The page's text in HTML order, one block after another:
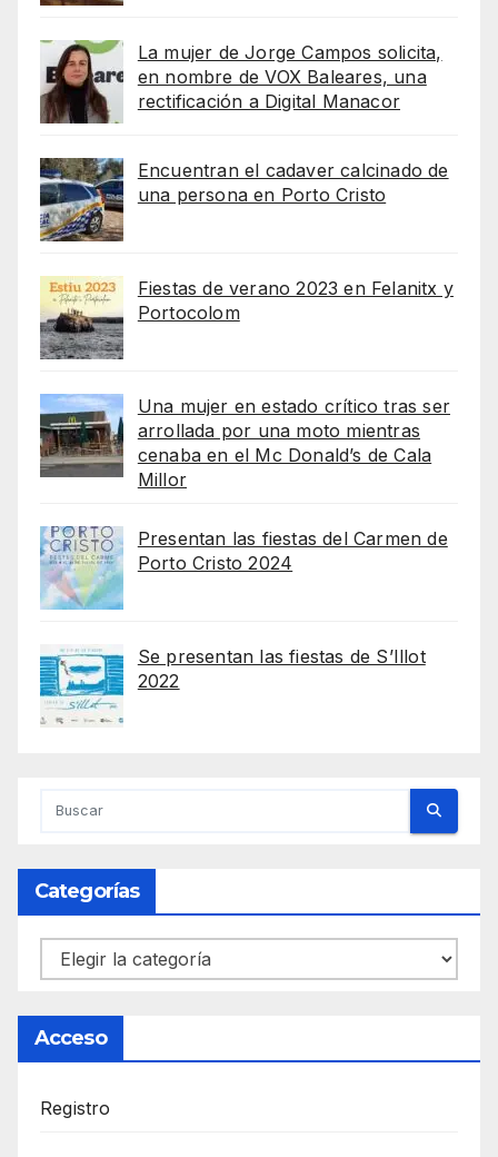
La mujer de Jorge Campos solicita,
en nombre de VOX Baleares, una
rectificación a Digital Manacor
Encuentran el cadaver calcinado de
una persona en Porto Cristo
Fiestas de verano 2023 en Felanitx y
Portocolom
Una mujer en estado crítico tras ser
arrollada por una moto mientras
cenaba en el Mc Donald’s de Cala
Millor
Presentan las fiestas del Carmen de
Porto Cristo 2024
Se presentan las fiestas de S’Illot
2022
Categorías
Categorías
Acceso
Registro